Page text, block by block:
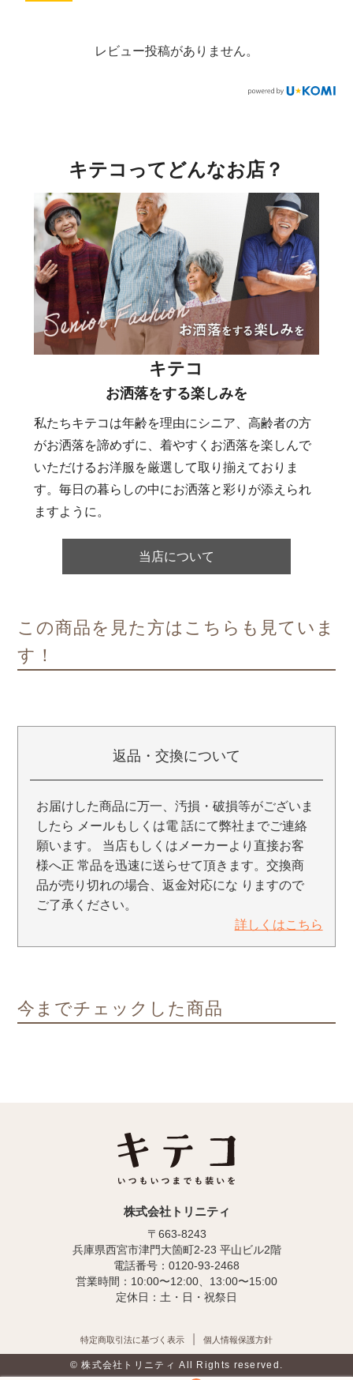
レビュー投稿がありません。
キテコってどんなお店？
キテコ
お洒落をする楽しみを
私たちキテコは年齢を理由にシニア、高齢者の方
がお洒落を諦めずに、着やすくお洒落を楽しんで
いただけるお洋服を厳選して取り揃えておりま
す。毎日の暮らしの中にお洒落と彩りが添えられ
ますように。
当店について
この商品を見た方はこちらも見ていま
す！
返品・交換について
お届けした商品に万一、汚損・破損等がございま
したら メールもしくは電 話にて弊社までご連絡
願います。 当店もしくはメーカーより直接お客
様へ正 常品を迅速に送らせて頂きます。交換商
品が売り切れの場合、返金対応にな りますので
ご了承ください。
詳しくはこちら
今までチェックした商品
株式会社トリニティ
〒663-8243
兵庫県西宮市津門大箇町2-23 平山ビル2階
電話番号：0120-93-2468
営業時間：10:00〜12:00、13:00〜15:00
定休日：土・日・祝祭日
特定商取引法に基づく表示 個人情報保護方針
© 株式会社トリニティ All Rights reserved.